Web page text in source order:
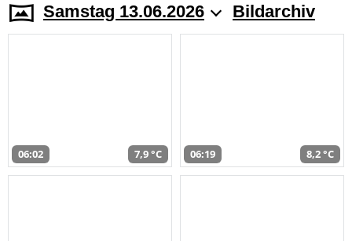
Samstag 13.06.2026 Bildarchiv
06:02 7,9 °C 06:19 8,2 °C